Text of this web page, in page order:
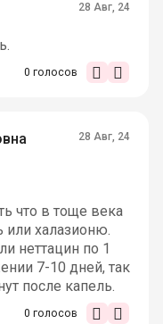
28 Авг, 24
0 голосов
28 Авг, 24
что в тоще века
халазионю.
неттацин по 1
7-10 дней, так
после капель.
0 голосов